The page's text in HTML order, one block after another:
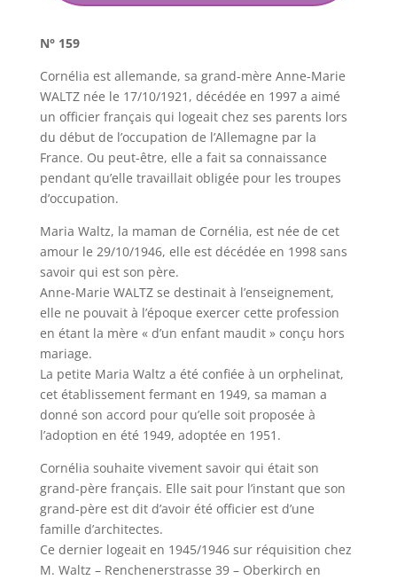
N° 159
Cornélia est allemande, sa grand-mère Anne-Marie
WALTZ née le 17/10/1921, décédée en 1997 a aimé
un officier français qui logeait chez ses parents lors
du début de l’occupation de l’Allemagne par la
France. Ou peut-être, elle a fait sa connaissance
pendant qu’elle travaillait obligée pour les troupes
d’occupation.
Maria Waltz, la maman de Cornélia, est née de cet
amour le 29/10/1946, elle est décédée en 1998 sans
savoir qui est son père.
Anne-Marie WALTZ se destinait à l’enseignement,
elle ne pouvait à l’époque exercer cette profession
en étant la mère « d’un enfant maudit » conçu hors
mariage.
La petite Maria Waltz a été confiée à un orphelinat,
cet établissement fermant en 1949, sa maman a
donné son accord pour qu’elle soit proposée à
l’adoption en été 1949, adoptée en 1951.
Cornélia souhaite vivement savoir qui était son
grand-père français. Elle sait pour l’instant que son
grand-père est dit d’avoir été officier est d’une
famille d’architectes.
Ce dernier logeait en 1945/1946 sur réquisition chez
M. Waltz – Renchenerstrasse 39 – Oberkirch en